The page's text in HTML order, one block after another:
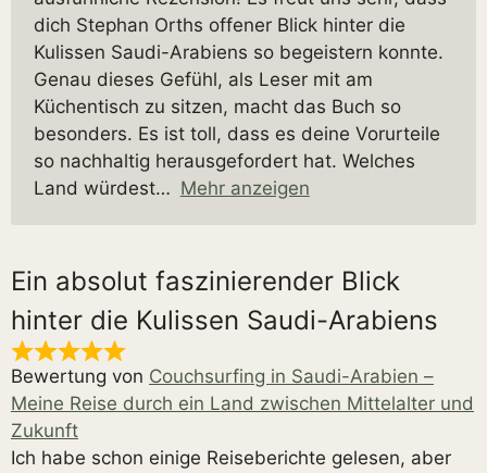
dich Stephan Orths offener Blick hinter die
Kulissen Saudi-Arabiens so begeistern konnte.
Genau dieses Gefühl, als Leser mit am
Küchentisch zu sitzen, macht das Buch so
besonders. Es ist toll, dass es deine Vorurteile
so nachhaltig herausgefordert hat. Welches
Land würdest
Mehr anzeigen
Ein absolut faszinierender Blick
hinter die Kulissen Saudi-Arabiens
Bewertung von Couchsurfing in Saudi-Arabien –
Meine Reise durch ein Land zwischen Mittelalter und
Zukunft
Ich habe schon einige Reiseberichte gelesen, aber